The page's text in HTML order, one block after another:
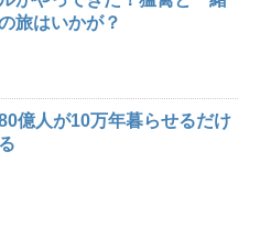
旅はいかが？
億人が10万年暮らせるだけ